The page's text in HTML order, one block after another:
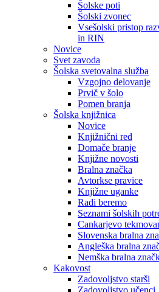
Šolske poti
Šolski zvonec
Vsešolski pristop
in RIN
Novice
Svet zavoda
Šolska svetovalna služba
Vzgojno delovanje
Prvič v šolo
Pomen branja
Šolska knjižnica
Novice
Knjižnični red
Domače branje
Knjižne novosti
Bralna značka
Avtorkse pravice
Knjižne uganke
Radi beremo
Seznami šolskih
Cankarjevo
Slovenska bralna
Angleška bralna
Nemška bralna
Kakovost
Zadovoljstvo starši
Zadovoljstvo učenci